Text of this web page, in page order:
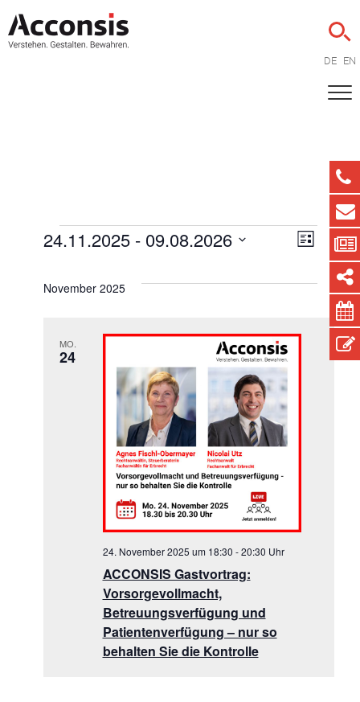
DE EN
Veranstaltungen
Liste
24.11.2025 - 09.08.2026
November 2025
MO.
24
ACCONSIS Gastvortrag:
Vorsorgevollmacht,
Betreuungsverfügung und
Patientenverfügung – nur so
behalten Sie die Kontrolle
24. November 2025 um 18:30 -20:30